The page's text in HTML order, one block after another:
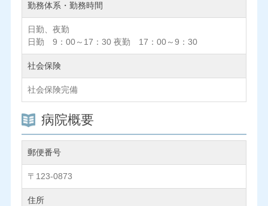
勤務体系・勤務時間
日勤、夜勤
日勤 9：00～17：30 夜勤 17：00～9：30
社会保険
社会保険完備
病院概要
郵便番号
〒123-0873
住所